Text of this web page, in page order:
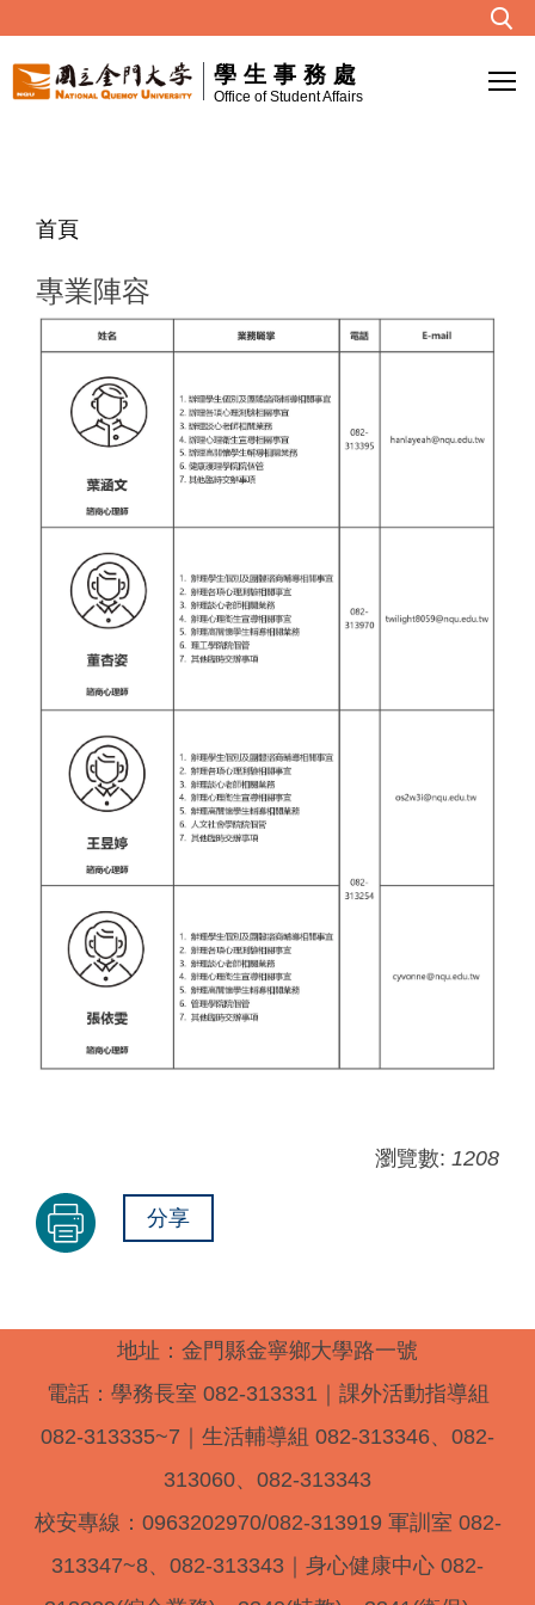
主
學生事務處
Office of Student Affairs
首頁
專業陣容
瀏覽數: 1208
分享
地址：金門縣金寧鄉大學路一號
電話：學務長室 082-313331｜課外活動指導組
082-313335~7｜生活輔導組 082-313346、082-
313060、082-313343
校安專線：0963202970/082-313919 軍訓室 082-
313347~8、082-313343｜身心健康中心 082-